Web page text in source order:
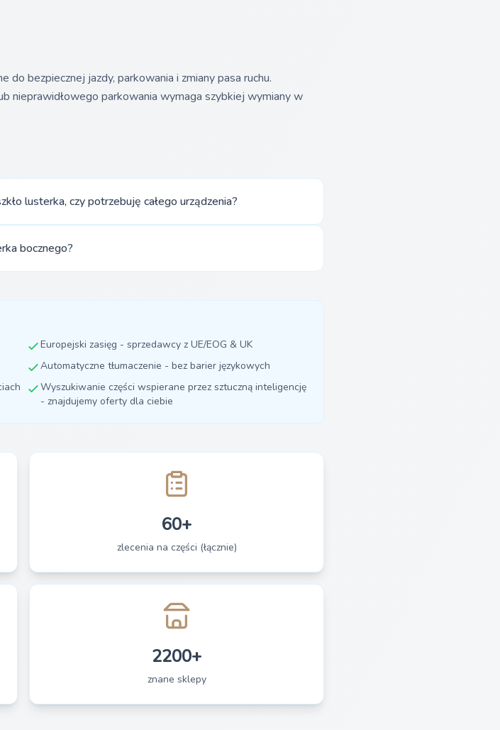
bezpiecznej jazdy, parkowania i zmiany pasa ruchu.
nieprawidłowego parkowania wymaga szybkiej wymiany w
lusterka, czy potrzebuję całego urządzenia?
bocznego?
Europejski zasięg - sprzedawcy z UE/EOG & UK
Automatyczne tłumaczenie - bez barier językowych
Wyszukiwanie części wspierane przez sztuczną inteligencję
- znajdujemy oferty dla ciebie
60+
zlecenia na części (łącznie)
2200+
znane sklepy